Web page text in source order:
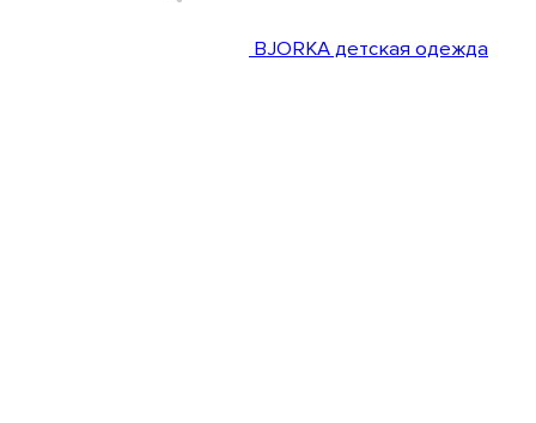
BJORKA детская одежда